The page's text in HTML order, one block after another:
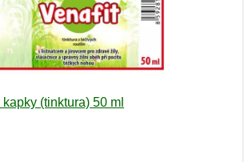
(tinktura) 50 ml